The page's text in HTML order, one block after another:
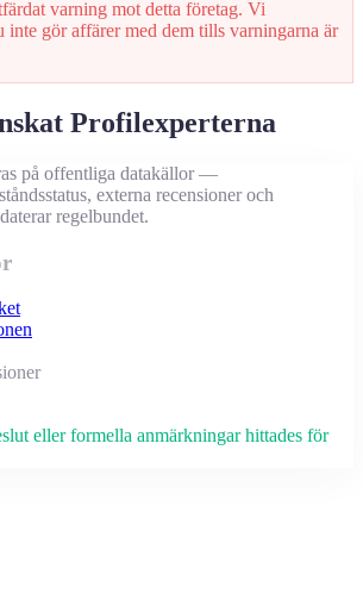
varning mot detta företag. Vi
inte gör affärer med dem tills varningarna är
Profilexperterna
på offentliga datakällor —
externa recensioner och
regelbundet.
eller formella anmärkningar hittades för